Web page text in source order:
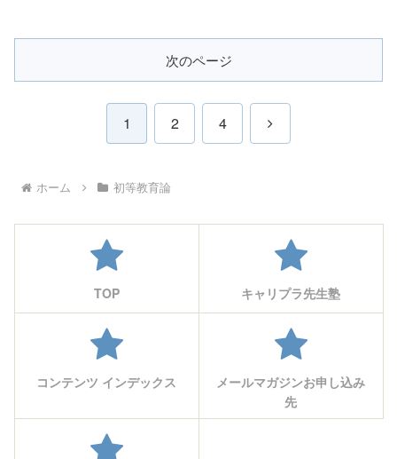
次のページ
1 2 4
次
ホーム 初等教育論
TOP キャリプラ先生塾
コンテンツ インデックス
メールマガジンお申し込み
先